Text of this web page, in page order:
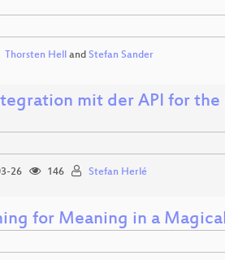
Thorsten Hell and Stefan Sander
mit der API for the
26 146 Stefan Herlé
for Meaning in a